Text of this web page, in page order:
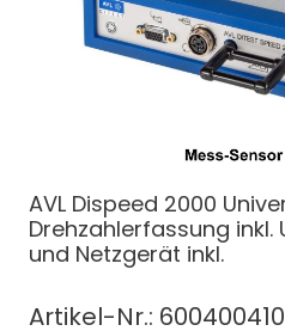
AVL Dispeed 2000
Drehzahlerfassung
und Netzgerät inkl.
Artikel-Nr.: 600400410